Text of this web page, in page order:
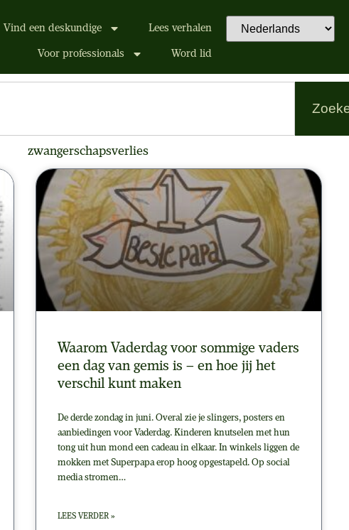
Vind een deskundige Lees verhalen
Voor professionals Word lid
zwangerschapsverlies
Waarom Vaderdag voor sommige vaders
een dag van gemis is – en hoe jij het
verschil kunt maken
De derde zondag in juni. Overal zie je slingers, posters en
aanbiedingen voor Vaderdag. Kinderen knutselen met hun
tong uit hun mond een cadeau in elkaar. In winkels liggen de
mokken met Superpapa erop hoog opgestapeld. Op social
media stromen…
LEES VERDER »